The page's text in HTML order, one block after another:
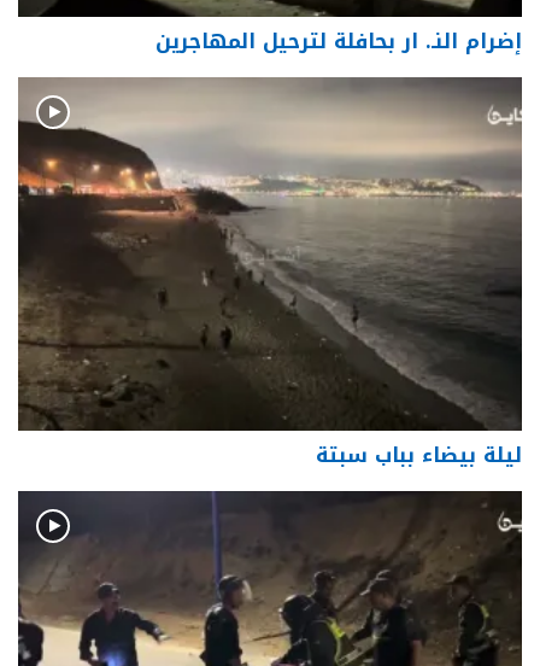
إضرام النـ. ار بحافلة لترحيل المهاجرين
ليلة بيضاء بباب سبتة